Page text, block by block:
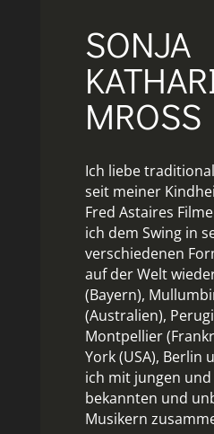
SONJA
MROSS
Ich liebe
seit meiner
Fred Astaires
ich dem Swing in
verschiedenen
auf der Welt
(Bayern),
(Australien),
Montpellier
York (USA), Berlin
ich mit jungen
bekannten und
Musikern